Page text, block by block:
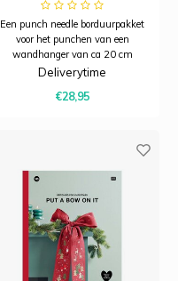
Een punch needle borduurpakket
voor het punchen van een
wandhanger van ca 20 cm
doorsnede.
Deliverytime
€28,95